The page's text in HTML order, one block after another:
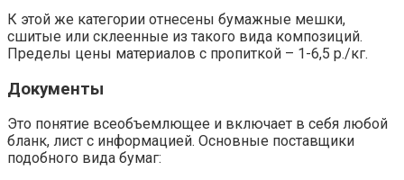
К этой же категории отнесены бумажные мешки,
сшитые или склеенные из такого вида композиций.
Пределы цены материалов с пропиткой – 1-6,5 р./кг.
Документы
Это понятие всеобъемлющее и включает в себя любой
бланк, лист с информацией. Основные поставщики
подобного вида бумаг: